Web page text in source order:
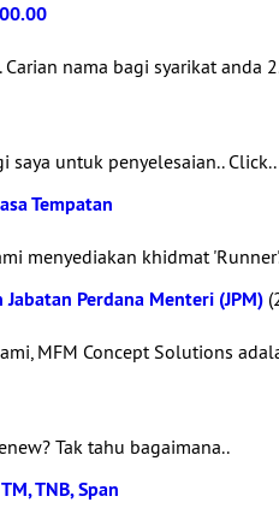
nama bagi syarikat anda
saya untuk penyelesaian.. Click..
Tempatan
menyediakan khidmat
Perdana Menteri (JPM)
MFM Concept Solutions
Tak tahu bagaimana..
TNB, Span